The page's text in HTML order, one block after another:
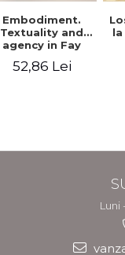
Embodiment.
Textuality and
agency in Fay
Carter and
52,86 Lei
Luni